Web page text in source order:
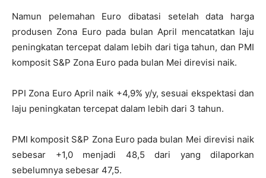
Namun pelemahan Euro dibatasi setelah data harga
produsen Zona Euro pada bulan April mencatatkan laju
peningkatan tercepat dalam lebih dari tiga tahun, dan PMI
komposit S&P Zona Euro pada bulan Mei direvisi naik.
PPI Zona Euro April naik +4,9% y/y, sesuai ekspektasi dan
laju peningkatan tercepat dalam lebih dari 3 tahun.
PMI komposit S&P Zona Euro pada bulan Mei direvisi naik
sebesar +1,0 menjadi 48,5 dari yang dilaporkan
sebelumnya sebesar 47,5.